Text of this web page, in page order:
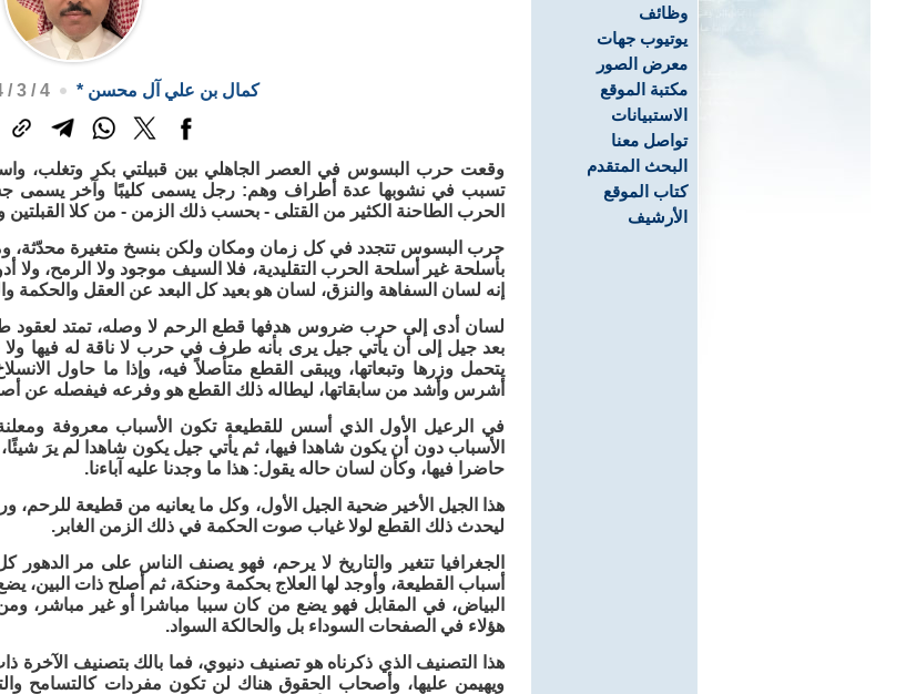
وظائف
يوتيوب جهات
معرض الصور
مكتبة الموقع
الاستبيانات
تواصل معنا
البحث المتقدم
كتاب الموقع
الأرشيف
كمال بن علي آل محسن * 4 / 3 / 2024م - 6:28 م
وقعت حرب البسوس في العصر الجاهلي بين قبيلتي بكر وتغلب،
تسبب في نشوبها عدة أطراف وهم: رجل يسمى كليبًا وآخر يسمى
الحرب الطاحنة الكثير من القتلى - بحسب ذلك الزمن - من كلا
حرب البسوس تتجدد في كل زمان ومكان ولكن بنسخ متغيرة محدّثة،
بأسلحة غير أسلحة الحرب التقليدية، فلا السيف موجود ولا الرمح،
إنه لسان السفاهة والنزق، لسان هو بعيد كل البعد عن العقل والحكمة
لسان أدى إلى حرب ضروس هدفها قطع الرحم لا وصله، تمتد لعقود
بعد جيل إلى أن يأتي جيل يرى بأنه طرف في حرب لا ناقة له فيها
يتحمل وزرها وتبعاتها، ويبقى القطع متأصلاً فيه، وإذا ما حاول
أشرس وأشد من سابقاتها، ليطاله ذلك القطع هو وفرعه فيفصله عن
في الرعيل الأول الذي أسس للقطيعة تكون الأسباب معروفة
الأسباب دون أن يكون شاهدا فيها، ثم يأتي جيل يكون شاهدا لم يرَ
حاضرا فيها، وكأن لسان حاله يقول: هذا ما وجدنا عليه آباءنا.
هذا الجيل الأخير ضحية الجيل الأول، وكل ما يعانيه من قطيعة للرحم،
ليحدث ذلك القطع لولا غياب صوت الحكمة في ذلك الزمن الغابر.
الجغرافيا تتغير والتاريخ لا يرحم، فهو يصنف الناس على مر
أسباب القطيعة، وأوجد لها العلاج بحكمة وحنكة، ثم أصلح ذات البين،
البياض، في المقابل فهو يضع من كان سببا مباشرا أو غير
هؤلاء في الصفحات السوداء بل والحالكة السواد.
هذا التصنيف الذي ذكرناه هو تصنيف دنيوي، فما بالك بتصنيف الآخرة
ويهيمن عليها، وأصحاب الحقوق هناك لن تكون مفردات كالتسامح